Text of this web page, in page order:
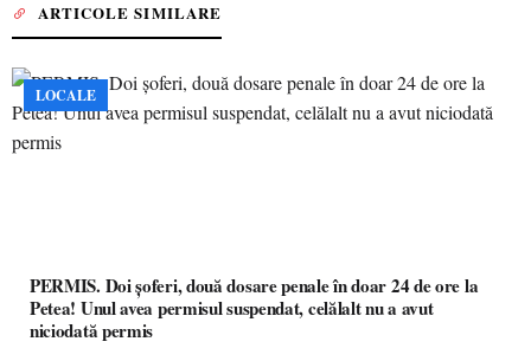
ARTICOLE SIMILARE
LOCALE
PERMIS. Doi șoferi, două dosare penale în doar 24 de ore la
Petea! Unul avea permisul suspendat, celălalt nu a avut
niciodată permis